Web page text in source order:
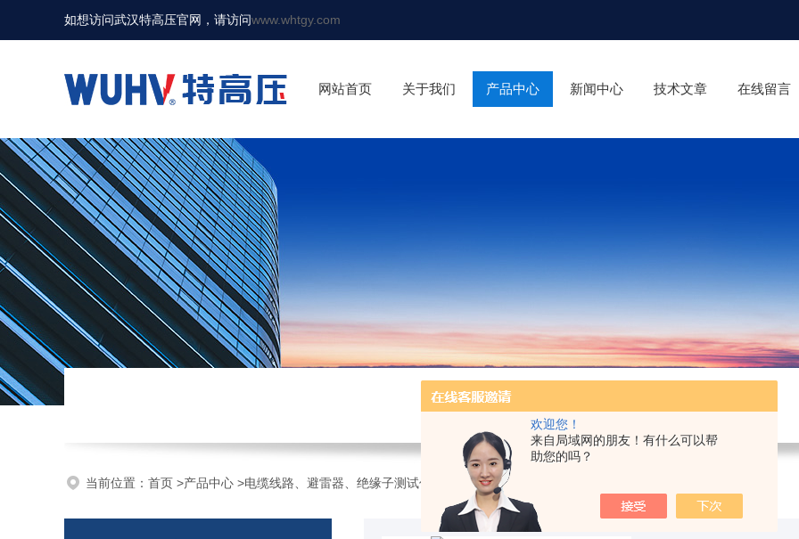
欢迎您！
来自局域网的朋友！有什么可以帮
助您的吗？
如想访问武汉特高压官网，请访问www.whtgy.com
网站首页 关于我们 产品中心 新闻中心 技术文章 在线留言
当前位置： 首页 >产品中心 >电缆线路、避雷器、绝缘子测试仪器 FC-2GB 防雷元件测试仪